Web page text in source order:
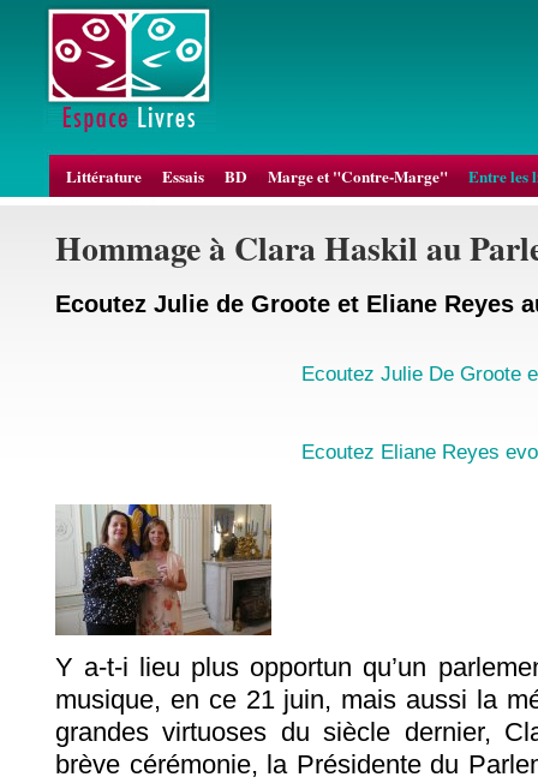
Littérature Essais BD Marge et "Contre-Marge" Entre les
Hommage à Clara Haskil au
Ecoutez Julie de Groote et Eliane Reyes
Ecoutez Julie De Groote
Ecoutez Eliane Reyes
Y a-t-i lieu plus opportun qu’un
musique, en ce 21 juin, mais aussi la
grandes virtuoses du siècle dernier,
brève cérémonie, la Présidente du